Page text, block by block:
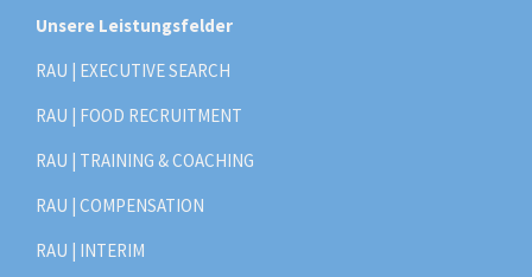
Unsere Leistungsfelder
RAU | EXECUTIVE SEARCH
RAU | FOOD RECRUITMENT
RAU | TRAINING & COACHING
RAU | COMPENSATION
RAU | INTERIM